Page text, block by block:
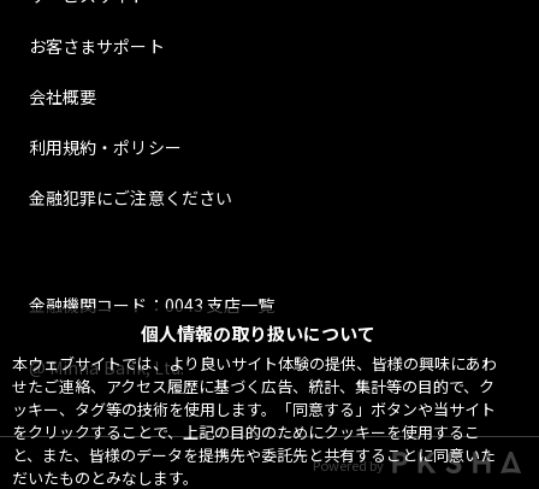
個人情報の取り扱いについて
本ウェブサイトでは、より良いサイト体験の提供、皆様の興味にあわ
せたご連絡、アクセス履歴に基づく広告、統計、集計等の目的で、ク
ッキー、タグ等の技術を使用します。「同意する」ボタンや当サイト
をクリックすることで、上記の目的のためにクッキーを使用するこ
と、また、皆様のデータを提携先や委託先と共有することに同意いた
だいたものとみなします。
お客さまサポート
会社概要
利用規約・ポリシー
金融犯罪にご注意ください
金融機関コード：0043 支店一覧
@ Minna Bank, Ltd.
Powered by